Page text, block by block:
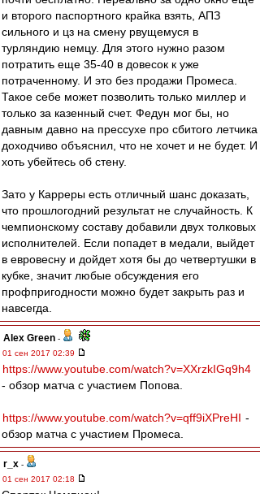
и второго паспортного крайка взять, АПЗ
сильного и цз на смену рвущемуся в
турляндию немцу. Для этого нужно разом
потратить еще 35-40 в довесок к уже
потраченному. И это без продажи Промеса.
Такое себе может позволить только миллер и
только за казенный счет. Федун мог бы, но
давным давно на прессухе про сбитого летчика
доходчиво объяснил, что не хочет и не будет. И
хоть убейтесь об стену.
Зато у Карреры есть отличный шанс доказать,
что прошлогодний результат не случайность. К
чемпионскому составу добавили двух толковых
исполнителей. Если попадет в медали, выйдет
в евровесну и дойдет хотя бы до четвертушки в
кубке, значит любые обсуждения его
профпригодности можно будет закрыть раз и
навсегда.
Alex Green -
01 сен 2017 02:39
https://www.youtube.com/watch?v=XXrzkIGq9h4
- обзор матча с участием Попова.
https://www.youtube.com/watch?v=qff9iXPreHI -
обзор матча с участием Промеса.
r_x -
01 сен 2017 02:18